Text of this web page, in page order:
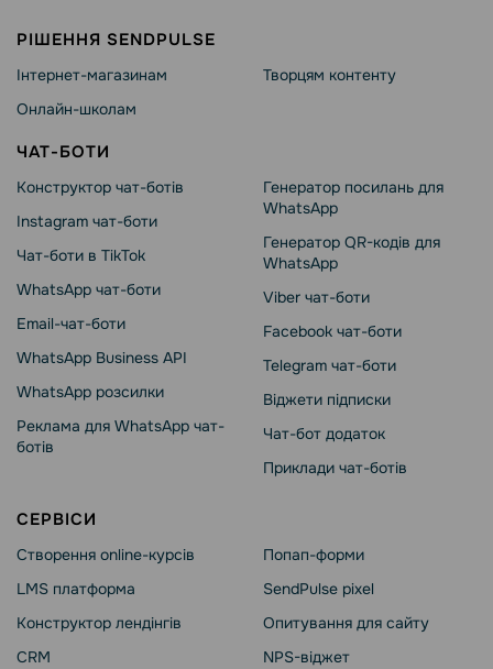
РІШЕННЯ SENDPULSE
Інтернет-магазинам
Онлайн-школам
Творцям контенту
ЧАТ-БОТИ
Конструктор чат-ботів
Instagram чат-боти
Чат-боти в TikTok
WhatsApp чат-боти
Email-чат-боти
WhatsApp Business API
WhatsApp розсилки
Реклама для WhatsApp чат-
ботів
Генератор посилань для
WhatsApp
Генератор QR-кодів для
WhatsApp
Viber чат-боти
Facebook чат-боти
Telegram чат-боти
Віджети підписки
Чат-бот додаток
Приклади чат-ботів
СЕРВІСИ
Створення online-курсів
LMS платформа
Конструктор лендінгів
CRM
Попап-форми
SendPulse pixel
Опитування для сайту
NPS-віджет